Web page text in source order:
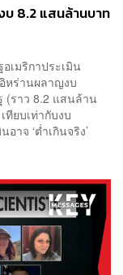
บ 8.2 แสนล้านบาท
เมริกาประเมิน
หร่านผลาญงบ
(ราว 8.2 แสนล้าน
ยบเท่ากับงบ
จ ‘ต่ำเกินจริง’